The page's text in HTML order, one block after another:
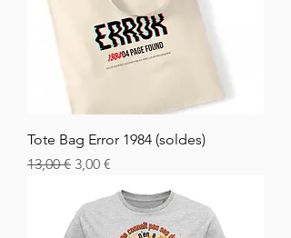
Tote Bag Error 1984 (soldes)
Vanlig pris
13,00 € Salgspris
3,00 €